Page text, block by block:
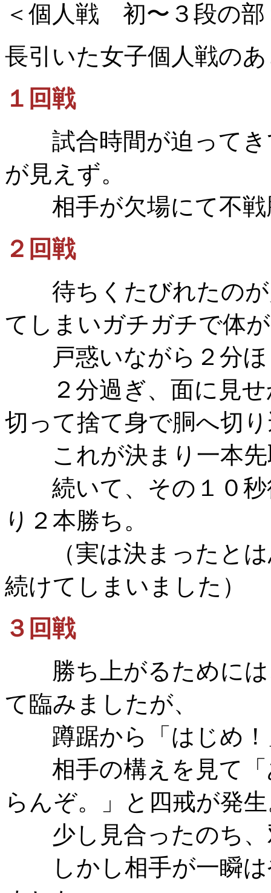
＜個人戦 初〜３段の部
長引いた女子個人戦の
１回戦
試合時間が迫ってき
が見えず。
相手が欠場にて不
２回戦
待ちくたびれたのが
てしまいガチガチで体
戸惑いながら２分ほ
２分過ぎ、面に見せ
切って捨て身で胴へ切
これが決まり一本先
続いて、その１０秒
り２本勝ち。
（実は決まったとは
続けてしまいました）
３回戦
勝ち上がるためには
て臨みましたが、
蹲踞から「はじめ！
相手の構えを見て「
らんぞ。」と四戒が発
少し見合ったのち、
しかし相手が一瞬は